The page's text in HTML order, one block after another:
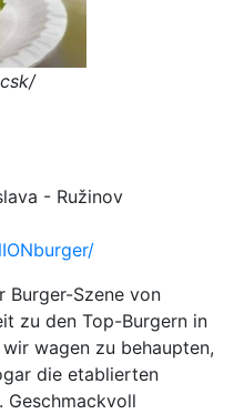
- Ružinov
Burger-Szene von
zu den Top-Burgern in
wagen zu behaupten,
die etablierten